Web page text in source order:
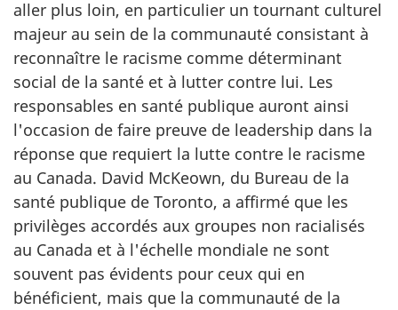
aller plus loin, en particulier un tournant culturel
majeur au sein de la communauté consistant à
reconnaître le racisme comme déterminant
social de la santé et à lutter contre lui. Les
responsables en santé publique auront ainsi
l'occasion de faire preuve de leadership dans la
réponse que requiert la lutte contre le racisme
au Canada. David McKeown, du Bureau de la
santé publique de Toronto, a affirmé que les
privilèges accordés aux groupes non racialisés
au Canada et à l'échelle mondiale ne sont
souvent pas évidents pour ceux qui en
bénéficient, mais que la communauté de la